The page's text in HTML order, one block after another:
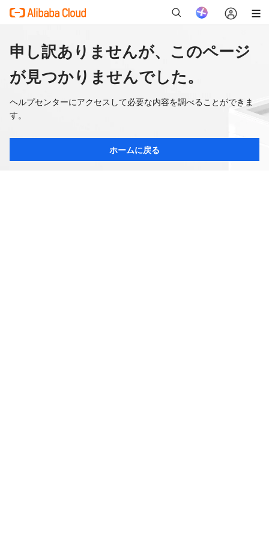
申し訳ありませんが、このページ
が見つかりませんでした。
ヘルプセンターにアクセスして必要な内容を調べることができま
す。
ホームに戻る